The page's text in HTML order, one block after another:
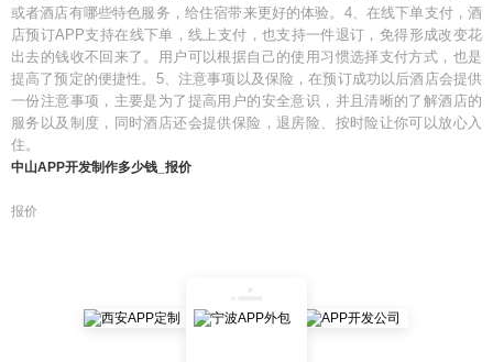
或者酒店有哪些特色服务，给住宿带来更好的体验。4、在线下单支付，酒
店预订APP支持在线下单，线上支付，也支持一件退订，免得形成改变花
出去的钱收不回来了。用户可以根据自己的使用习惯选择支付方式，也是
提高了预定的便捷性。5、注意事项以及保险，在预订成功以后酒店会提供
一份注意事项，主要是为了提高用户的安全意识，并且清晰的了解酒店的
服务以及制度，同时酒店还会提供保险，退房险、按时险让你可以放心入
住。
中山APP开发制作多少钱_报价
报价